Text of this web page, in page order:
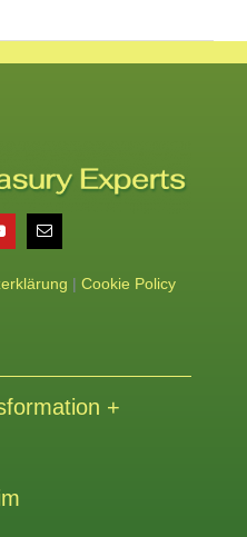
| Cookie Policy
+